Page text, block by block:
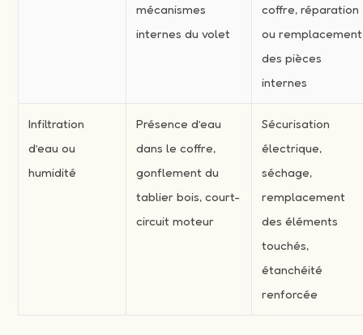
mécanismes
internes du volet
coffre, réparation
ou remplacement
des pièces
internes
Infiltration
d’eau ou
humidité
Présence d’eau
dans le coffre,
gonflement du
tablier bois, court-
circuit moteur
Sécurisation
électrique,
séchage,
remplacement
des éléments
touchés,
étanchéité
renforcée